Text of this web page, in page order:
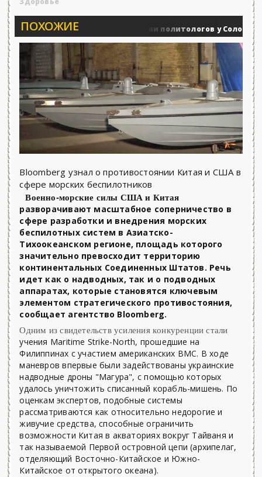
ПОХОЖИЕ
действия Вечерние баталии политологов у Соловьёва
Bloomberg узнал о противостоянии Китая и США в
сфере морских беспилотников
Военно-морские силы США и Китая
разворачивают масштабное соперничество в
сфере разработки и внедрения морских
беспилотных систем в Азиатско-
Тихоокеанском регионе, площадь которого
значительно превосходит территорию
континентальных Соединенных Штатов. Речь
идет как о надводных, так и о подводных
аппаратах, которые становятся ключевым
элементом стратегического противостояния,
сообщает агентство Bloomberg.
Одним из свидетельств усиления конкуренции стали
учения Maritime Strike-North, прошедшие на
Филиппинах с участием американских ВМС. В ходе
маневров впервые были задействованы украинские
надводные дроны "Магура", с помощью которых
удалось уничтожить списанный корабль-мишень. По
оценкам экспертов, подобные системы
рассматриваются как относительно недорогие и
живучие средства, способные ограничить
возможности Китая в акваториях вокруг Тайваня и
так называемой Первой островной цепи (архипелаг,
отделяющий Восточно-Китайское и Южно-
Китайское от открытого океана).